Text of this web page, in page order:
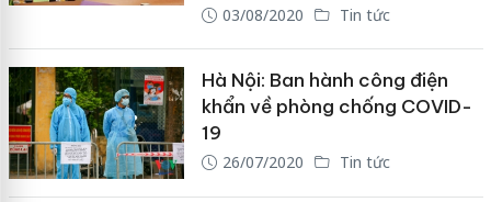
03/08/2020 Tin tức
Hà Nội: Ban hành công điện
khẩn về phòng chống COVID-
19
26/07/2020 Tin tức